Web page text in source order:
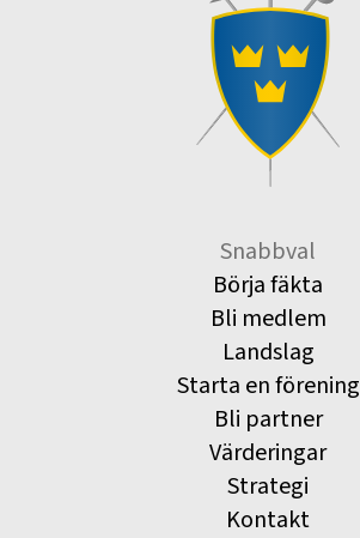
Snabbval
Börja fäkta
Bli medlem
Landslag
Starta en förening
Bli partner
Värderingar
Strategi
Kontakt